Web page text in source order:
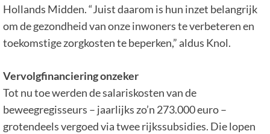
Hollands Midden. “Juist daarom is hun inzet belangrijk
om de gezondheid van onze inwoners te verbeteren en
toekomstige zorgkosten te beperken,” aldus Knol.
Vervolgfinanciering onzeker
Tot nu toe werden de salariskosten van de
beweegregisseurs – jaarlijks zo’n 273.000 euro –
grotendeels vergoed via twee rijkssubsidies. Die lopen